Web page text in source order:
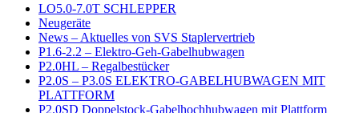
LO5.0-7.0T SCHLEPPER
Neugeräte
News – Aktuelles von SVS Staplervertrieb
P1.6-2.2 – Elektro-Geh-Gabelhubwagen
P2.0HL – Regalbestücker
P2.0S – P3.0S ELEKTRO-GABELHUBWAGEN MIT
PLATTFORM
P2.0SD Doppelstock-Gabelhochhubwagen mit Plattform